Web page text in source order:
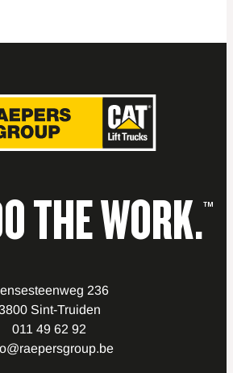
THE WORK.™
236
Sint-Truiden
011 49 62 92